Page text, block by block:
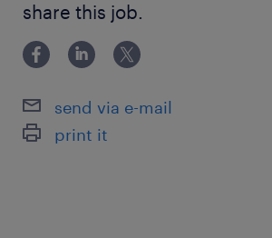
派遣先の特徴
廃棄物を資源に変える技術で社会
す。
の資格
share this job.
send via e-mail
print it